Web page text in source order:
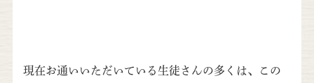
現在お通いいただいている生徒さんの多くは、この